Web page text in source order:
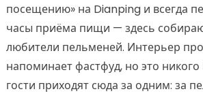
посещению» на Dianping и всегда
часы приёма пищи — здесь
любители пельменей. Интерьер
напоминает фастфуд, но это
гости приходят сюда за одним: за